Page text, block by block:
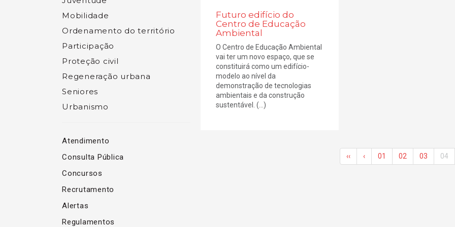
Mobilidade
Ordenamento do território
Participação
Proteção civil
Regeneração urbana
Seniores
Urbanismo
Atendimento
Consulta Pública
Concursos
Recrutamento
Alertas
Regulamentos
Futuro edifício do
Centro de Educação
Ambiental
O Centro de Educação Ambiental
vai ter um novo espaço, que se
constituirá como um edifício-
modelo ao nível da
demonstração de tecnologias
ambientais e da construção
sustentável. (...)
‹‹ ‹ 01 02 03 04